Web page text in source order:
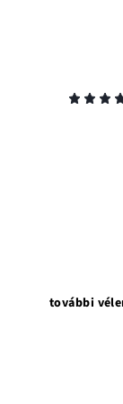
további